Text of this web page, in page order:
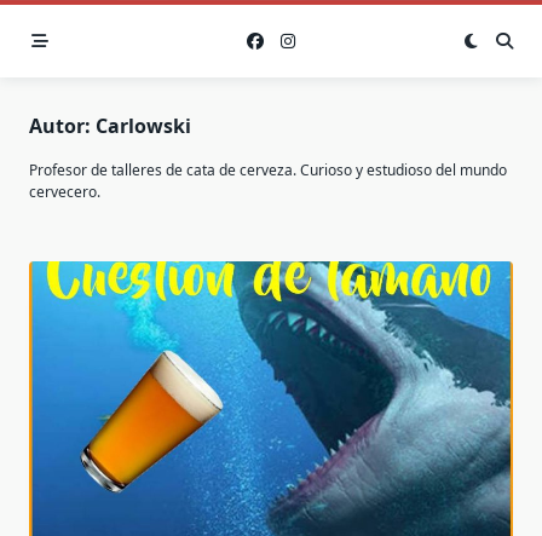
Autor: Carlowski
Profesor de talleres de cata de cerveza. Curioso y estudioso del mundo
cervecero.